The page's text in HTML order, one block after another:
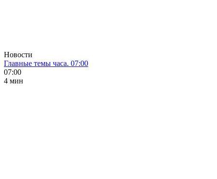
Новости
Главные темы часа. 07:00
07:00
4 мин